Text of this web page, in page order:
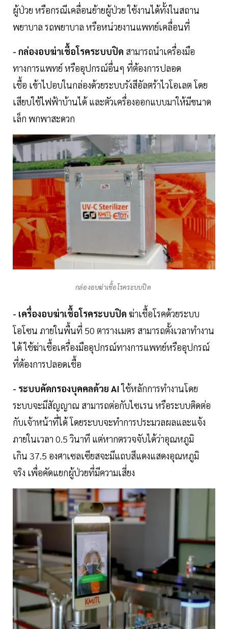
ผู้ป่วย หรือกรณีเคลื่อนย้ายผู้ป่วย ใช้งานได้ทั้งในสถาน
พยาบาล รถพยาบาล หรือหน่วยงานแพทย์เคลื่อนที่
- กล่องอบฆ่าเชื้อโรคระบบปิด สามารถนำเครื่องมือ
ทางการแพทย์ หรืออุปกรณ์อื่นๆ ที่ต้องการปลอด
เชื้อ เข้าไปอบในกล่องด้วยระบบรังสีอัลตร้าไวโอเลต โดย
เสียบใช้ไฟฟ้าบ้านได้ และตัวเครื่องออกแบบมาให้มีขนาด
เล็ก พกพาสะดวก
กล่องอบฆ่าเชื้อโรคระบบปิด
- เครื่องอบฆ่าเชื้อโรคระบบปิด ฆ่าเชื้อโรคด้วยระบบ
โอโซน ภายในพื้นที่ 50 ตารางเมตร สามารถตั้งเวลาทำงาน
ได้ ใช้ฆ่าเชื้อเครื่องมืออุปกรณ์ทางการแพทย์หรืออุปกรณ์
ที่ต้องการปลอดเชื้อ
- ระบบคัดกรองบุคคลด้วย AIใช้หลักการทำงานโดย
ระบบจะมีสัญญาณ สามารถต่อกับไซเรน หรือระบบติดต่อ
กับเจ้าหน้าที่ได้ โดยระบบจะทำการประมวลผลและแจ้ง
ภายในเวลา 0.5 วินาที แต่หากตรวจจับได้ว่าอุณหภูมิ
เกิน 37.5 องศาเซลเซียสจะมีแถบสีแดงแสดงอุณหภูมิ
จริง เพื่อคัดแยกผู้ป่วยที่มีความเสี่ยง